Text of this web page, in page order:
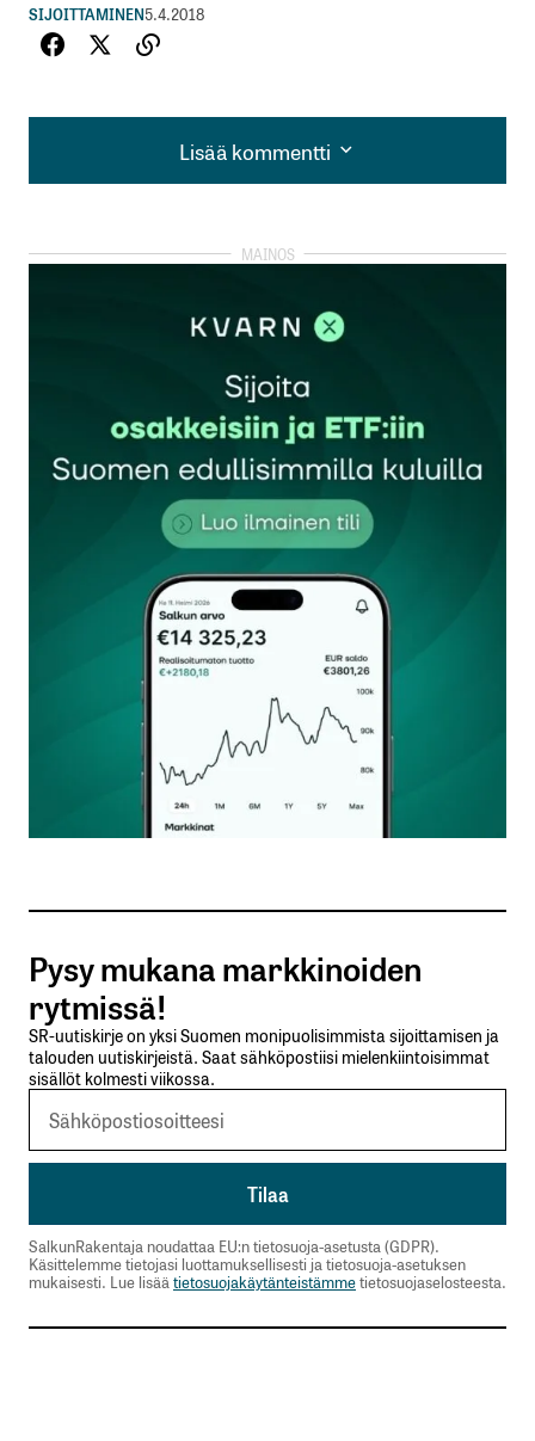
SIJOITTAMINEN5.4.2018
Lisää kommentti
Lisää kommentti
kirjautua
rekisteröityä
Sähköpostiosoitettasi ei julkaista.Pakolliset
kentät on merkitty*
Kommentti*
Nimesi tai nimimerkkisi
Sähköpostiosoitteesi
Tilaa SalkunRakentajan uutiskirje
Lähetä kommentti
Pysy mukana markkinoiden
rytmissä!
SR-uutiskirje on yksi Suomen monipuolisimmista sijoittamisen ja
talouden uutiskirjeistä. Saat sähköpostiisi mielenkiintoisimmat
sisällöt kolmesti viikossa.
SalkunRakentaja noudattaa EU:n tietosuoja-asetusta (GDPR).
Käsittelemme tietojasi luottamuksellisesti ja tietosuoja-asetuksen
mukaisesti. Lue lisää tietosuojakäytänteistämmetietosuojaselosteesta.